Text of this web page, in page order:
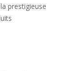
prestigieuse